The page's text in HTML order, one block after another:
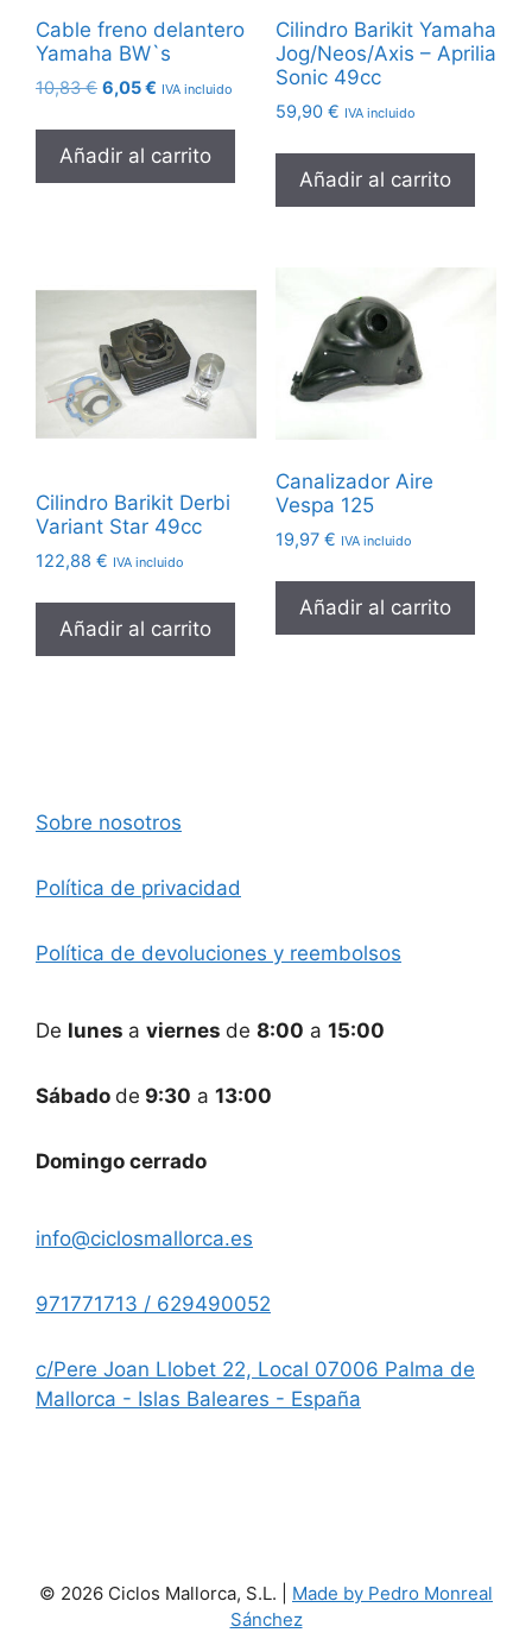
Cable freno delantero
Yamaha BW`s
10,83€ El
original
era:
10,83 €.
6,05€ El
actual
es:
6,05 €.
IVA incluido
Añadir al carrito
Cilindro Barikit Yamaha
Jog/Neos/Axis – Aprilia
Sonic 49cc
59,90 € IVA incluido
Añadir al carrito
Cilindro Barikit Derbi
Variant Star 49cc
122,88 € IVA incluido
Añadir al carrito
Canalizador Aire
Vespa 125
19,97 € IVA incluido
Añadir al carrito
Sobre nosotros
Política de privacidad
Política de devoluciones y reembolsos
De lunes a viernes de 8:00 a 15:00
Sábado de 9:30 a 13:00
Domingo cerrado
info@ciclosmallorca.es
971771713 / 629490052
c/Pere Joan Llobet 22, Local 07006 Palma de
Mallorca - Islas Baleares - España
© 2026 Ciclos Mallorca, S.L. | Made by Pedro Monreal
Sánchez